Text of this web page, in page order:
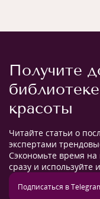
Получите
красоты
Читайте статьи о
экспертами
Сэкономьте время
сразу и используйте
Подписаться в